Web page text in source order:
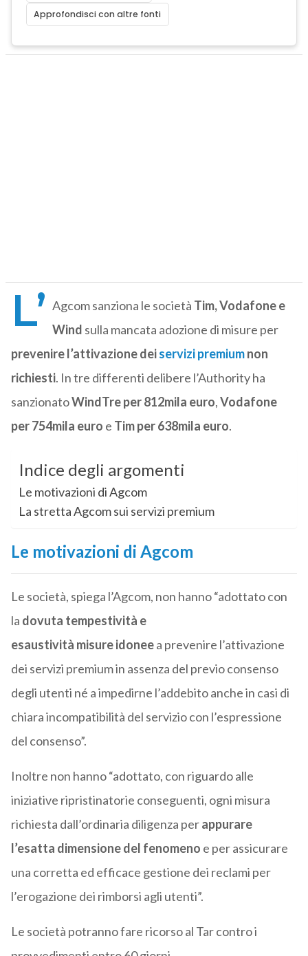
Approfondisci con altre fonti
L’ Agcom sanziona le società Tim, Vodafone e
Wind sulla mancata adozione di misure per
prevenire l’attivazione deiservizi premiumnon
richiesti. In tre differenti delibere l’Authority ha
sanzionatoWindTre per 812mila euro,Vodafone
per 754mila euro e Tim per 638mila euro.
Indice degli argomenti
Le motivazioni di Agcom
La stretta Agcom sui servizi premium
Le motivazioni di Agcom
Le società, spiega l’Agcom, non hanno “adottato con
la dovuta tempestività e
esaustività misure idoneea prevenire l’attivazione
dei servizi premium in assenza del previo consenso
degli utenti né a impedirne l’addebito anche in casi di
chiara incompatibilità del servizio con l’espressione
del consenso”.
Inoltre non hanno “adottato, con riguardo alle
iniziative ripristinatorie conseguenti, ogni misura
richiesta dall’ordinaria diligenza perappurare
l’esatta dimensione del fenomeno e per assicurare
una corretta ed efficace gestione dei reclami per
l’erogazione dei rimborsi agli utenti”.
Le società potranno fare ricorso al Tar contro i